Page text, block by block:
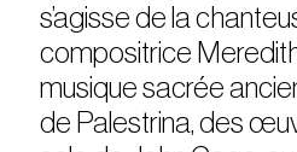
s’agisse de la
compositrice
musique sacrée
de Palestrina, des